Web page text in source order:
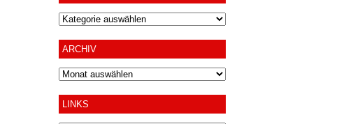
ARCHIV
Archiv
LINKS